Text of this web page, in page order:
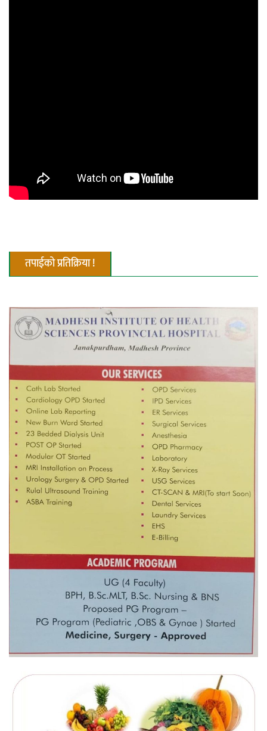
तपाईको प्रतिक्रिया !